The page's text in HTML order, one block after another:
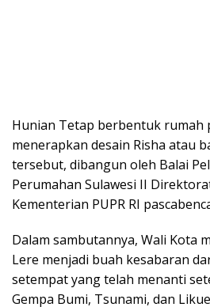
Hunian Tetap berbentuk rumah
menerapkan desain Risha atau
tersebut, dibangun oleh Balai
Perumahan Sulawesi II
Kementerian PUPR RI
Dalam sambutannya, Wali Kota
Lere menjadi buah kesabaran
setempat yang telah menanti
Gempa Bumi, Tsunami, dan